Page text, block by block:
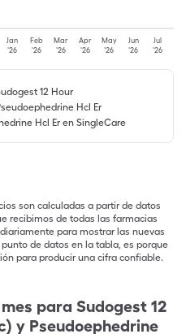
Jan
'26
Feb
'26
Mar
'26
Apr
'26
May
'26
Jun
'26
Jul
'26
12 Hour
Hcl Er
Hcl Er en SingleCare
son calculadas a partir de datos
recibimos de todas las farmacias
para mostrar las nuevas
de datos en la tabla, es porque
para producir una cifra confiable.
para Sudogest 12
y Pseudoephedrine